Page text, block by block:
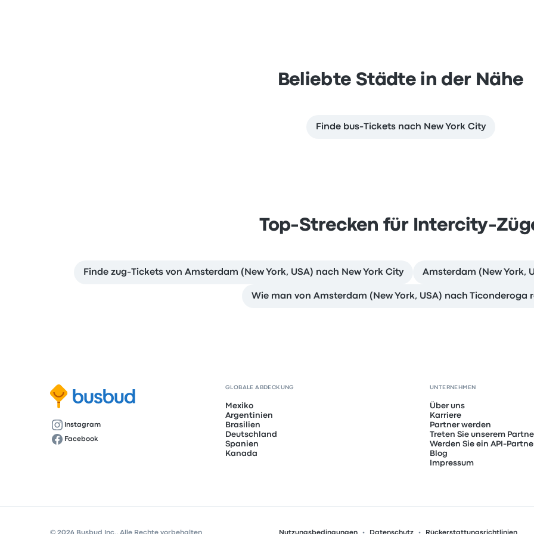
Beliebte Städte in der Nähe
Finde bus-Tickets nach New York City
Top-Strecken für Intercity-
Finde zug-Tickets von Amsterdam (New York, USA) nach New York City Amsterdam (New York,
Wie man von Amsterdam (New York, USA) nach Ticonderoga
Instagram
Facebook
GLOBALE ABDECKUNG
Mexiko
Argentinien
Brasilien
Deutschland
Spanien
Kanada
UNTERNEHMEN
Über uns
Karriere
Partner werden
Treten Sie unserem
Werden Sie ein API-
Blog
Impressum